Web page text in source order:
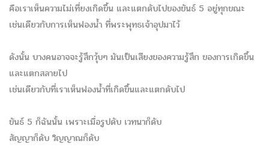
คือเราเห็นความไม่เที่ยงเกิดขึ้น และแตกดับไปของขันธ์ 5 อยู่ทุกขณะ
เช่นเดียวกับการเห็นฟองน้ำ ที่พระพุทธเจ้าอุปมาไว้
ดังนั้น บางคนอาจจะรู้สึกวุ้บๆ มันเป็นเสียงของความรู้สึก ของการเกิดขึ้น
และแตกสลายไป
เช่นเดียวกับที่เราเห็นฟองน้ำที่เกิดขึ้นและแตกดับไป
ขันธ์ 5 ก็ฉันนั้น เพราะเมื่อรูปดับ เวทนาก็ดับ
สัญญาก็ดับ วิญญาณก็ดับ